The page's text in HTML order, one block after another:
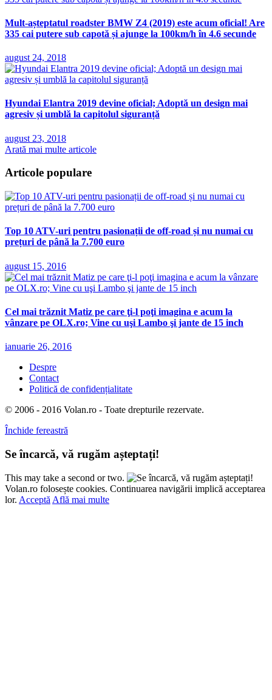
Mult-așteptatul roadster BMW Z4 (2019) este acum oficial! Are
335 cai putere sub capotă și ajunge la 100km/h în 4.6 secunde
august 24, 2018
Hyundai Elantra 2019 devine oficial; Adoptă un design mai
agresiv și umblă la capitolul siguranță
august 23, 2018
Arată mai multe articole
Articole populare
Top 10 ATV-uri pentru pasionații de off-road și nu numai cu
prețuri de până la 7.700 euro
august 15, 2016
Cel mai trăznit Matiz pe care ţi-l poţi imagina e acum la
vânzare pe OLX.ro; Vine cu uşi Lambo şi jante de 15 inch
ianuarie 26, 2016
Despre
Contact
Politică de confidențialitate
© 2006 - 2016 Volan.ro - Toate drepturile rezervate.
Închide fereastră
Se încarcă, vă rugăm așteptați!
This may take a second or two.
Volan.ro folosește cookies. Continuarea navigării implică acceptarea
lor. Acceptă Află mai multe